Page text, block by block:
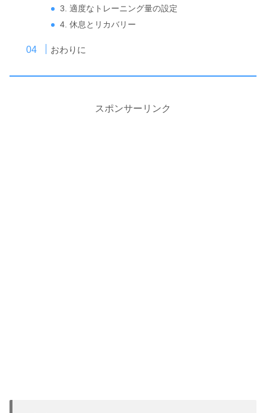
3. 適度なトレーニング量の設定
4. 休息とリカバリー
おわりに
スポンサーリンク